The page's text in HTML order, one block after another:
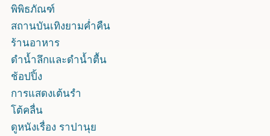
พิพิธภัณฑ์
สถานบันเทิงยามค่ำคืน
ร้านอาหาร
ดำน้ำลึกและดำน้ำตื้น
ช้อปปิ้ง
การแสดงเต้นรำ
โต้คลื่น
ดูหนังเรื่อง ราปานุย